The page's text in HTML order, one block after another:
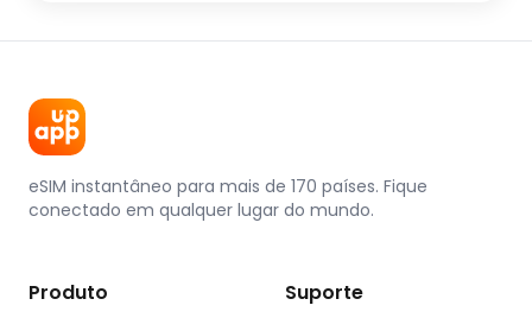
eSIM instantâneo para mais de 170 países. Fique
conectado em qualquer lugar do mundo.
Produto Suporte